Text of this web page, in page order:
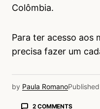
Colômbia.
Para ter acesso aos
precisa fazer um
by Paula RomanoPublished
2 COMMENTS